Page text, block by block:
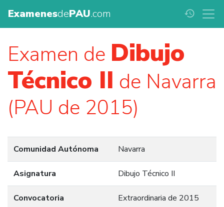
ExamenesdePAU.com history
Examen de Dibujo
Técnico II de Navarra
(PAU de 2015)
Comunidad Autónoma Navarra
Asignatura Dibujo Técnico II
Convocatoria Extraordinaria de 2015